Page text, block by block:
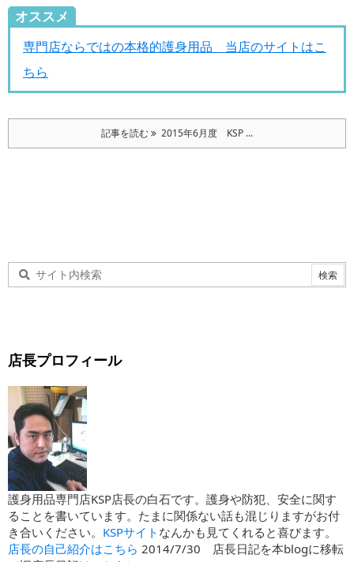
オススメ
専門店ならではの本格的護身用品 当店のサイトはこ
ちら
記事を読む 2015年6月度 KSP ...
店長プロフィール
護身用品専門店KSP店長の白石です。護身や防犯、安全に関す
ることを書いています。たまに関係ない話も混じりますがお付
き合いください。 KSPサイト なんかも見てくれると喜びます。
店長の自己紹介はこちら 2014/7/30 店長日記を本blogに移転